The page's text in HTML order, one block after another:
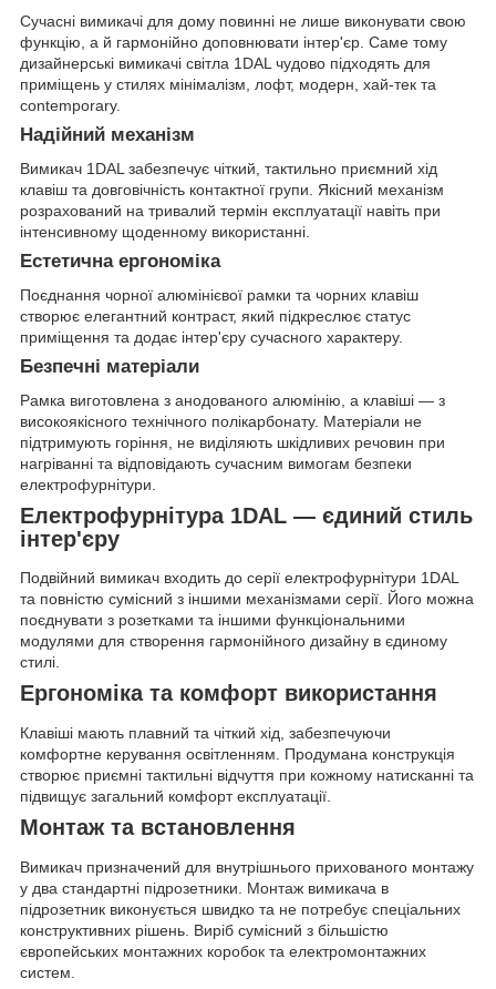
Сучасні вимикачі для дому повинні не лише виконувати свою
функцію, а й гармонійно доповнювати інтер'єр. Саме тому
дизайнерські вимикачі світла 1DAL чудово підходять для
приміщень у стилях мінімалізм, лофт, модерн, хай-тек та
contemporary.
Надійний механізм
Вимикач 1DAL забезпечує чіткий, тактильно приємний хід
клавіш та довговічність контактної групи. Якісний механізм
розрахований на тривалий термін експлуатації навіть при
інтенсивному щоденному використанні.
Естетична ергономіка
Поєднання чорної алюмінієвої рамки та чорних клавіш
створює елегантний контраст, який підкреслює статус
приміщення та додає інтер'єру сучасного характеру.
Безпечні матеріали
Рамка виготовлена з анодованого алюмінію, а клавіші — з
високоякісного технічного полікарбонату. Матеріали не
підтримують горіння, не виділяють шкідливих речовин при
нагріванні та відповідають сучасним вимогам безпеки
електрофурнітури.
Електрофурнітура 1DAL — єдиний стиль
інтер'єру
Подвійний вимикач входить до серії електрофурнітури 1DAL
та повністю сумісний з іншими механізмами серії. Його можна
поєднувати з розетками та іншими функціональними
модулями для створення гармонійного дизайну в єдиному
стилі.
Ергономіка та комфорт використання
Клавіші мають плавний та чіткий хід, забезпечуючи
комфортне керування освітленням. Продумана конструкція
створює приємні тактильні відчуття при кожному натисканні та
підвищує загальний комфорт експлуатації.
Монтаж та встановлення
Вимикач призначений для внутрішнього прихованого монтажу
у два стандартні підрозетники. Монтаж вимикача в
підрозетник виконується швидко та не потребує спеціальних
конструктивних рішень. Виріб сумісний з більшістю
європейських монтажних коробок та електромонтажних
систем.